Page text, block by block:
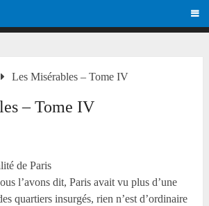
Les Misérables – Tome IV
– Tome IV
de Paris
l’avons dit, Paris avait vu plus d’une
quartiers insurgés, rien n’est d’ordinaire